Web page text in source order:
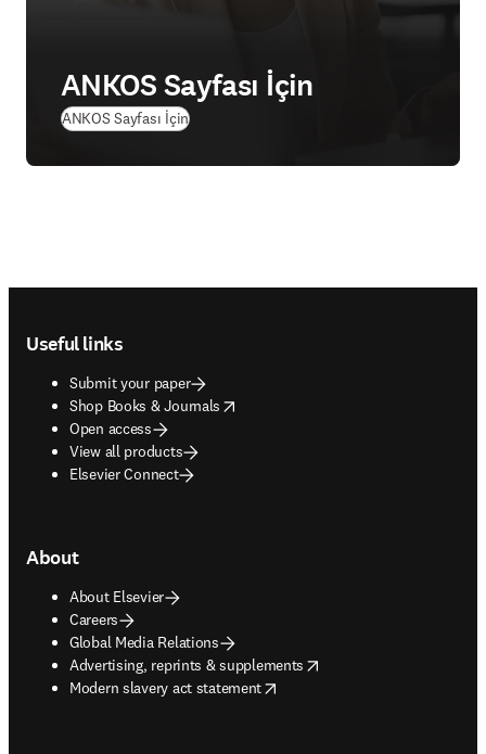
ANKOS Sayfası İçin
ANKOS Sayfası İçin
Useful links
Submit your paper
Shop Books & Journals
opens in new tab/window
Open access
View all products
Elsevier Connect
About
About Elsevier
Careers
Global Media Relations
Advertising, reprints & supplements
opens in new tab/window
Modern slavery act statement
opens in new tab/window